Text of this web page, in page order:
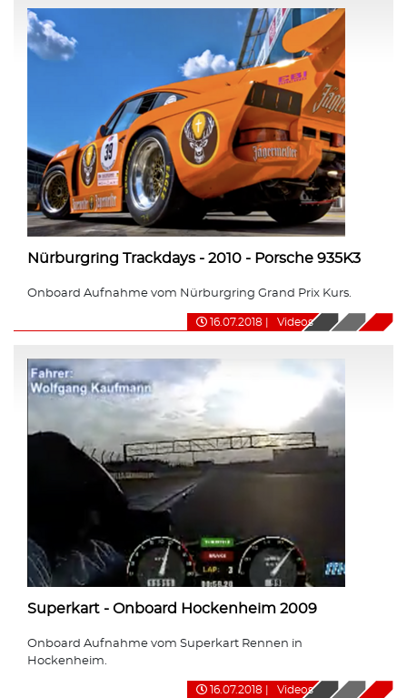
Nürburgring Trackdays - 2010 - Porsche 935K3
Onboard Aufnahme vom Nürburgring Grand Prix Kurs.
16.07.2018 Videos
Superkart - Onboard Hockenheim 2009
Onboard Aufnahme vom Superkart Rennen in
Hockenheim.
16.07.2018 Videos